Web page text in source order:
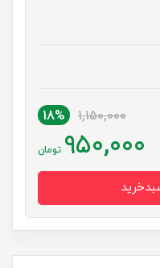
1,150,000
18%
950,000 تومان